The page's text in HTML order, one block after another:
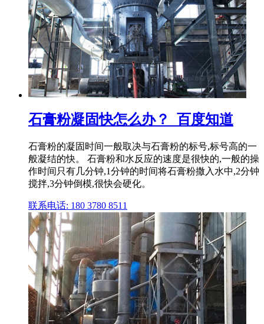
石膏粉凝固快怎么办？_百度知道
石膏粉的凝固时间一般取决与石膏粉的标号,标号高的一
般凝结的快。 石膏粉和水反应的速度是很快的,一般的操
作时间只有几分钟,1分钟的时间将石膏粉撒入水中,2分钟
搅拌,3分钟倒模,很快会硬化。
联系电话: 180 3780 8511